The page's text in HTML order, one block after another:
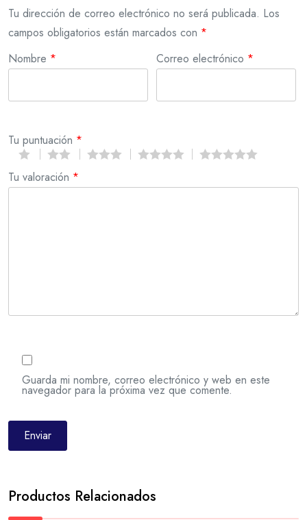
Tu dirección de correo electrónico no será publicada. Los
campos obligatorios están marcados con *
Nombre * Correo electrónico *
Tu puntuación *
Tu valoración *
Guarda mi nombre, correo electrónico y web en este
navegador para la próxima vez que comente.
Productos Relacionados